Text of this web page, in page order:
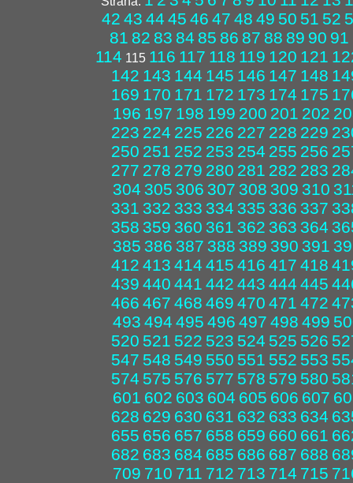
42 43 44 45 46 47 48 49 50 51 52
81 82 83 84 85 86 87 88 89 90 91
114 115 116 117 118 119 120 121
142 143 144 145 146 147 148
169 170 171 172 173 174 175
196 197 198 199 200 201 202
223 224 225 226 227 228 229
250 251 252 253 254 255 256
277 278 279 280 281 282 283
304 305 306 307 308 309 310
331 332 333 334 335 336 337
358 359 360 361 362 363 364
385 386 387 388 389 390 391
412 413 414 415 416 417 418
439 440 441 442 443 444 445
466 467 468 469 470 471 472
493 494 495 496 497 498 499
520 521 522 523 524 525 526
547 548 549 550 551 552 553
574 575 576 577 578 579 580
601 602 603 604 605 606 607
628 629 630 631 632 633 634
655 656 657 658 659 660 661
682 683 684 685 686 687 688
709 710 711 712 713 714 715